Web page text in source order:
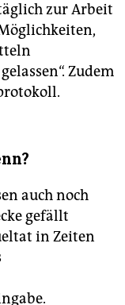
zur Arbeit
Zudem
auch noch
gefällt
in Zeiten